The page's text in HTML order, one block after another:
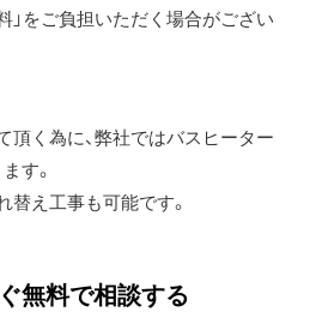
」をご負担いただく場合がござい
頂く為に、弊社ではバスヒーター
す。
替え工事も可能です。
無料で相談する